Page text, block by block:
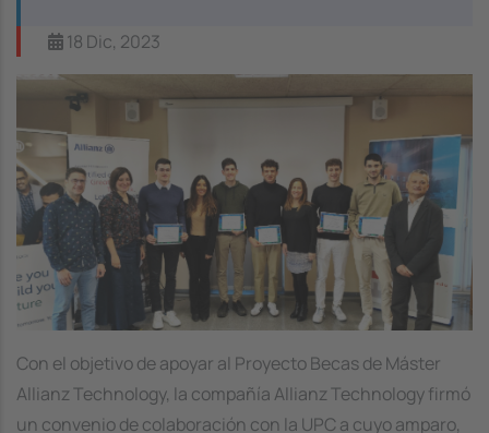
18 Dic, 2023
Con el objetivo de apoyar al Proyecto Becas de Máster
Allianz Technology, la compañía Allianz Technology firmó
un convenio de colaboración con la UPC a cuyo amparo,